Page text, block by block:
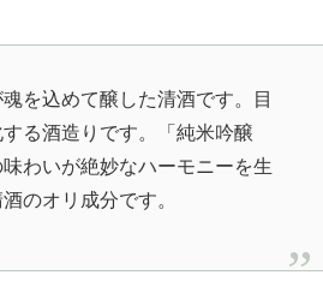
を込めて醸した清酒です。目
る酒造りです。「純米吟醸
わいが絶妙なハーモニーを生
のオリ成分です。